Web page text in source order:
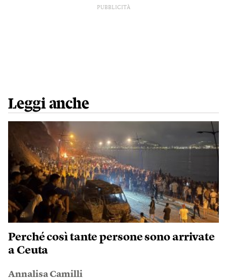
PUBBLICITÀ
Leggi anche
Perché così tante persone sono arrivate
a Ceuta
Annalisa Camilli